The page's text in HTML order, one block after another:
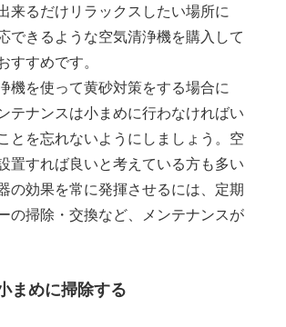
来るだけリラックスしたい場所に
できるような空気清浄機を購入して
すすめです。
機を使って黄砂対策をする場合に
テナンスは小まめに行わなければい
とを忘れないようにしましょう。空
置すれば良いと考えている方も多い
の効果を常に発揮させるには、定期
の掃除・交換など、メンテナンスが
めに掃除する